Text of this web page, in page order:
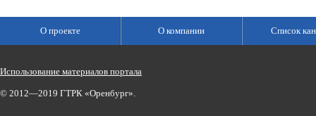
О проекте О компании Список
Использование материалов портала
© 2012—2019 ГТРК «Оренбург».